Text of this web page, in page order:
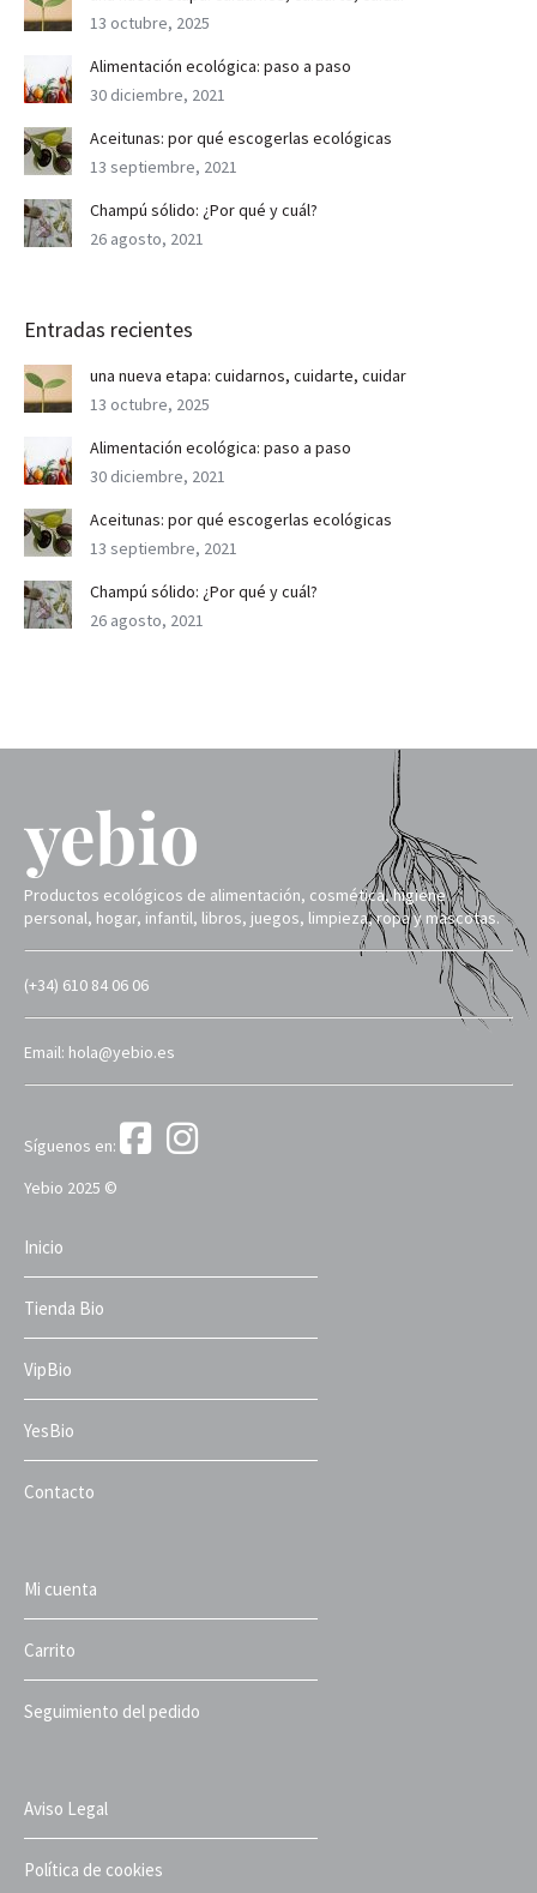
13 octubre, 2025
Alimentación ecológica: paso a paso
30 diciembre, 2021
Aceitunas: por qué escogerlas ecológicas
13 septiembre, 2021
Champú sólido: ¿Por qué y cuál?
26 agosto, 2021
Entradas recientes
una nueva etapa: cuidarnos, cuidarte, cuidar
13 octubre, 2025
Alimentación ecológica: paso a paso
30 diciembre, 2021
Aceitunas: por qué escogerlas ecológicas
13 septiembre, 2021
Champú sólido: ¿Por qué y cuál?
26 agosto, 2021
Productos ecológicos de alimentación, cosmética, higiene
personal, hogar, infantil, libros, juegos, limpieza, ropa y mascotas.
(+34) 610 84 06 06
Email: hola@yebio.es
Síguenos en:
Yebio 2025 ©
Inicio
Tienda Bio
VipBio
YesBio
Contacto
Mi cuenta
Carrito
Seguimiento del pedido
Aviso Legal
Política de cookies